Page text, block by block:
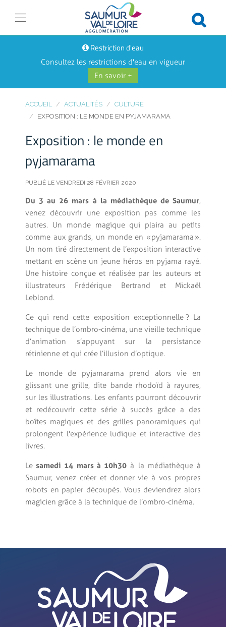
Restriction d'eau
Consultez les restrictions d'eau en vigueur
En savoir +
ACCUEIL ACTUALITÉS
CULTURE
EXPOSITION : LE MONDE EN PYJAMARAMA
Exposition : le monde en
pyjamarama
PUBLIÉ LE VENDREDI 28 FÉVRIER 2020
Du 3 au 26 mars à la médiathèque de Saumur,
venez découvrir une exposition pas comme les
autres. Un monde magique qui plaira au petits
comme aux grands, un monde en « pyjamarama ».
Un nom tiré directement de l’exposition interactive
mettant en scène un jeune héros en pyjama rayé.
Une histoire conçue et réalisée par les auteurs et
illustrateurs Frédérique Bertrand et Mickaël
Leblond.
Ce qui rend cette exposition exceptionnelle ? La
technique de l’ombro-cinéma, une vieille technique
d’animation s’appuyant sur la persistance
rétinienne et qui crée l’illusion d’optique.
Le monde de pyjamarama prend alors vie en
glissant une grille, dite bande rhodoïd à rayures,
sur les illustrations. Les enfants pourront découvrir
et redécouvrir cette série à succès grâce a des
boîtes magiques et des grilles panoramiques qui
prolongent l'expérience ludique et interactive des
livres.
Le samedi 14 mars à 10h30 à la médiathèque à
Saumur, venez créer et donner vie à vos propres
robots en papier découpés. Vous deviendrez alors
magicien grâce à la technique de l’ombro-cinéma.